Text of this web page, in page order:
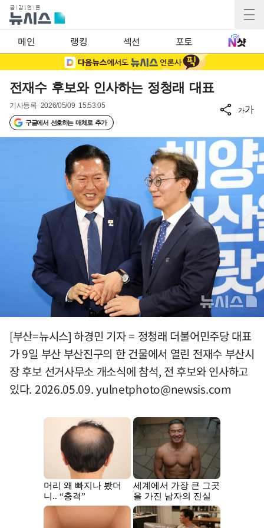
메인 랭킹 섹션 포토
전재수 후보와 인사하는 정청래 대표
기사등록 2026/05/09 15:53:05
구글에서 선호하는 매체로 추가
가가
[부산=뉴시스] 하경민 기자 = 정청래 더불어민주당 대표
가 9일 부산 부산진구의 한 건물에서 열린 전재수 부산시
장 후보 선거사무소 개소식에 참석, 전 후보와 인사하고
있다. 2026.05.09.yulnetphoto@newsis.com